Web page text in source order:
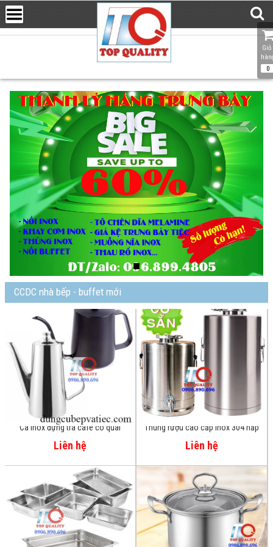
CCDC nhà bếp - buffet mới
Thùng rượu cao cấp inox 304 nắp
khóa kín tuyệt đối
Liên hệ
Nồi Inox 3 Đáy 18cm 20cm và
24cm đa năng cho mọi bếp ăn
Liên hệ
Giỏ
0